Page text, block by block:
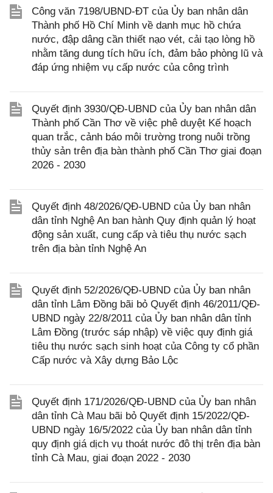
Công văn 7198/UBND-ĐT của Ủy ban nhân dân
Thành phố Hồ Chí Minh về danh mục hồ chứa
nước, đập dâng cần thiết nạo vét, cải tạo lòng hồ
nhằm tăng dung tích hữu ích, đảm bảo phòng lũ và
đáp ứng nhiệm vụ cấp nước của công trình
Quyết định 3930/QĐ-UBND của Ủy ban nhân dân
Thành phố Cần Thơ về việc phê duyệt Kế hoạch
quan trắc, cảnh báo môi trường trong nuôi trồng
thủy sản trên địa bàn thành phố Cần Thơ giai đoạn
2026 - 2030
Quyết định 48/2026/QĐ-UBND của Ủy ban nhân
dân tỉnh Nghệ An ban hành Quy định quản lý hoạt
động sản xuất, cung cấp và tiêu thụ nước sạch
trên địa bàn tỉnh Nghệ An
Quyết định 52/2026/QĐ-UBND của Ủy ban nhân
dân tỉnh Lâm Đồng bãi bỏ Quyết định 46/2011/QĐ-
UBND ngày 22/8/2011 của Ủy ban nhân dân tỉnh
Lâm Đồng (trước sáp nhập) về việc quy định giá
tiêu thụ nước sạch sinh hoạt của Công ty cổ phần
Cấp nước và Xây dựng Bảo Lộc
Quyết định 171/2026/QĐ-UBND của Ủy ban nhân
dân tỉnh Cà Mau bãi bỏ Quyết định 15/2022/QĐ-
UBND ngày 16/5/2022 của Ủy ban nhân dân tỉnh
quy định giá dịch vụ thoát nước đô thị trên địa bàn
tỉnh Cà Mau, giai đoạn 2022 - 2030